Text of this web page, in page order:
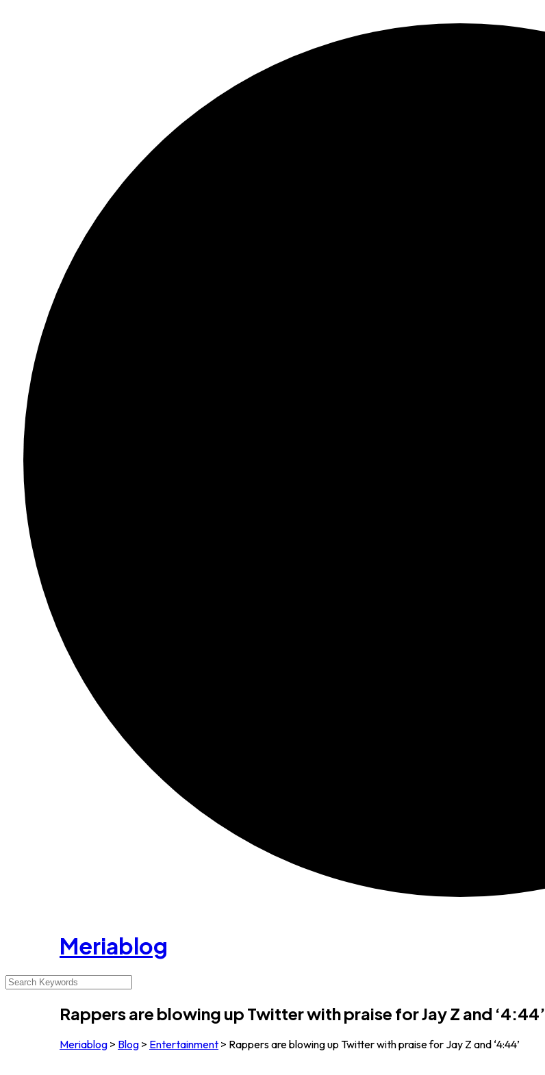
Meriablog
Rappers are blowing up Twitter with praise for Jay Z and ‘4:44’
Meriablog > Blog > Entertainment > Rappers are blowing up Twitter with praise for Jay Z and ‘4:44’